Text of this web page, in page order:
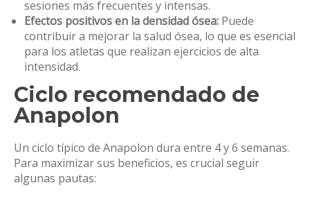
sesiones más frecuentes y intensas.
Efectos positivos en la densidad ósea: Puede
contribuir a mejorar la salud ósea, lo que es esencial
para los atletas que realizan ejercicios de alta
intensidad.
Ciclo recomendado de
Anapolon
Un ciclo típico de Anapolon dura entre 4 y 6 semanas.
Para maximizar sus beneficios, es crucial seguir
algunas pautas: